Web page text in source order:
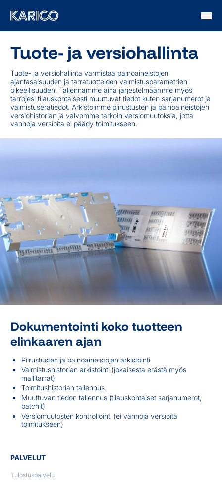
PALVELUT
Tulostuspalvelu
Tuote- ja versiohallinta
Tuote- ja versiohallinta varmistaa painoaineistojen
ajantasaisuuden ja tarratuotteiden valmistusparametrien
oikeellisuuden. Tallennamme aina järjestelmäämme myös
tarrojesi tilauskohtaisesti muuttuvat tiedot kuten sarjanumerot ja
valmistuserätiedot. Arkistoimme piirustusten ja painoaineistojen
versiohistorian ja valvomme tarkoin versiomuutoksia, jotta
vanhoja versioita ei päädy toimitukseen.
Dokumentointi koko tuotteen
elinkaaren ajan
Piirustusten ja painoaineistojen arkistointi
Valmistushistorian arkistointi (jokaisesta erästä myös
mallitarrat)
Toimitushistorian tallennus
Muuttuvan tiedon tallennus (tilauskohtaiset sarjanumerot,
batchit)
Versiomuutosten kontrollointi (ei vanhoja versioita
toimitukseen)